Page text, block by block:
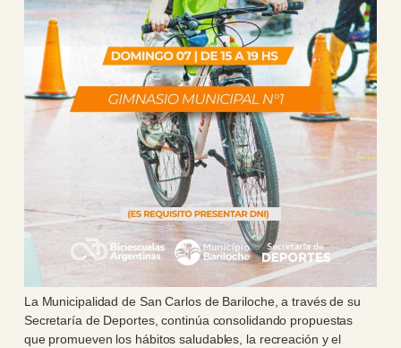
La Municipalidad de San Carlos de Bariloche, a través de su
Secretaría de Deportes, continúa consolidando propuestas
que promueven los hábitos saludables, la recreación y el